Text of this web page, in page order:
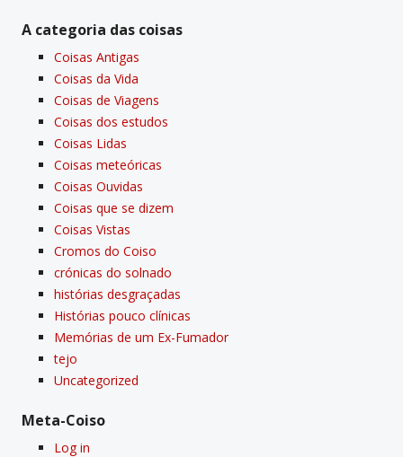
A categoria das coisas
Coisas Antigas
Coisas da Vida
Coisas de Viagens
Coisas dos estudos
Coisas Lidas
Coisas meteóricas
Coisas Ouvidas
Coisas que se dizem
Coisas Vistas
Cromos do Coiso
crónicas do solnado
histórias desgraçadas
Histórias pouco clí­nicas
Memórias de um Ex-Fumador
tejo
Uncategorized
Meta-Coiso
Log in